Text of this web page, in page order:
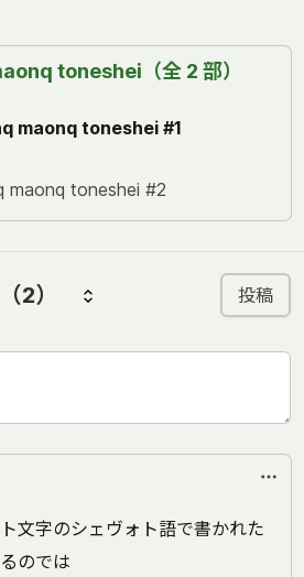
toneshei（全 2 部）
maonq toneshei #1
maonq toneshei #2
（2） 投稿
文字のシェヴォト語で書かれた
のでは